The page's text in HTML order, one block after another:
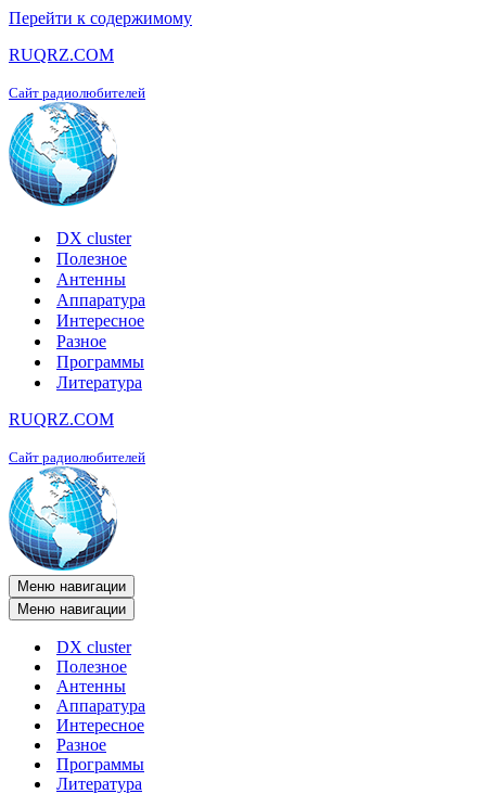
Перейти к содержимому
RUQRZ.COM
Сайт радиолюбителей
DX cluster
Полезное
Антенны
Аппаратура
Интересное
Разное
Программы
Литература
RUQRZ.COM
Сайт радиолюбителей
Меню навигации
Меню навигации
DX cluster
Полезное
Антенны
Аппаратура
Интересное
Разное
Программы
Литература